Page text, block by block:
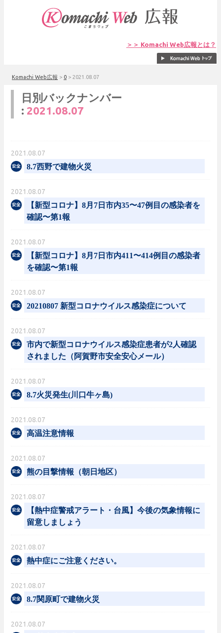
＞＞ Komachi Web広報とは？
Komachi Web広報 > 0 > 2021.08.07
日別バックナンバー
: 2021.08.07
2021.08.07
8.7西野で建物火災
2021.08.07
【新型コロナ】8月7日市内35〜47例目の感染者を
確認〜第1報
2021.08.07
【新型コロナ】8月7日市内411〜414例目の感染者
を確認〜第1報
2021.08.07
20210807 新型コロナウイルス感染症について
2021.08.07
市内で新型コロナウイルス感染症患者が2人確認
されました（阿賀野市安全安心メール）
2021.08.07
8.7火災発生(川口牛ヶ島)
2021.08.07
高温注意情報
2021.08.07
熊の目撃情報（朝日地区）
2021.08.07
【熱中症警戒アラート・台風】今後の気象情報に
留意しましょう
2021.08.07
熱中症にご注意ください。
2021.08.07
8.7関原町で建物火災
2021.08.07